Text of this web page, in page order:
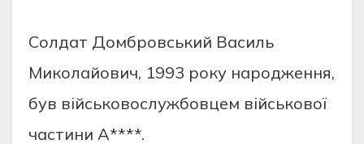
Солдат Домбровський Василь
Миколайович, 1993 року народження,
був військовослужбовцем військової
частини А****.